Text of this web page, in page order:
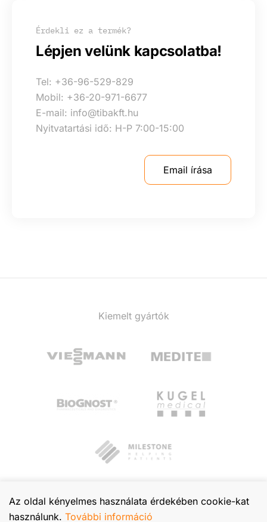
Az oldal kényelmes használata érdekében cookie-kat
használunk. További információ
Érdekli ez a termék?
Lépjen velünk kapcsolatba!
Tel: +36-96-529-829
Mobil: +36-20-971-6677
E-mail: info@tibakft.hu
Nyitvatartási idő: H-P 7:00-15:00
Email írása
Kiemelt gyártók